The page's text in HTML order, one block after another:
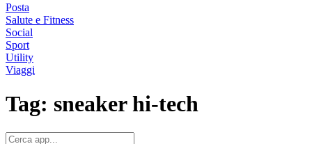
Posta
Salute e Fitness
Social
Sport
Utility
Viaggi
Tag: sneaker hi-tech